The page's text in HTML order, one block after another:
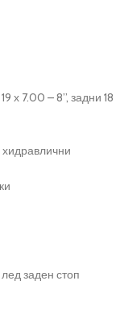
7.00 – 8’’, задни 18
заден стоп